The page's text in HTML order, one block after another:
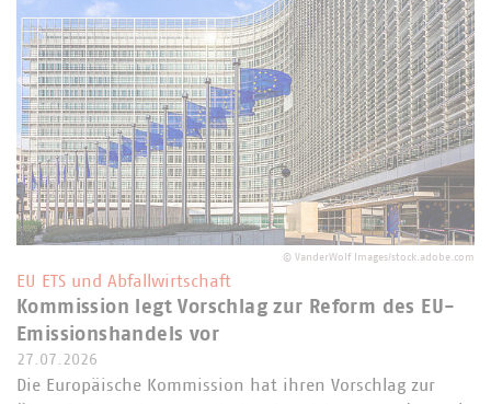
© VanderWolf Images/stock.adobe.com
EU ETS und Abfallwirtschaft
Kommission legt Vorschlag zur Reform des EU-
Emissionshandels vor
27.07.2026
Die Europäische Kommission hat ihren Vorschlag zur